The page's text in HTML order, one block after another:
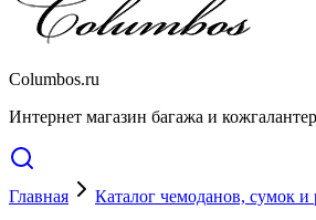
Columbos.ru
Интернет магазин багажа и
Главная Каталог чемоданов, сумок и